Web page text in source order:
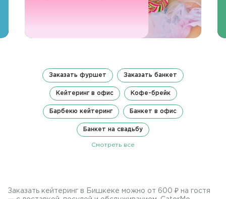
Заказать фуршет Заказать банкет
Кейтеринг в офис Кофе-брейк
Барбекю кейтеринг Банкет в офис
Банкет на свадьбу
Смотреть все
Заказать кейтеринг в Бишкеке можно от 600 ₽ на гостя